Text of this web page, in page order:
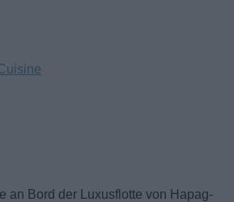
an Bord der Luxusflotte von Hapag-